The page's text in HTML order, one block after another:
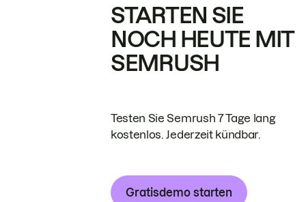
STARTEN SIE
NOCH HEUTE MIT
SEMRUSH
Testen Sie Semrush 7 Tage lang
kostenlos. Jederzeit kündbar.
Gratisdemo starten